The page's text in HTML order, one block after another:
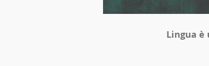
Lingua